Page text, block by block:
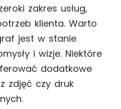
zakres usług,
klienta. Warto
jest w stanie
i wizje. Niektóre
dodatkowe
zdjęć czy druk